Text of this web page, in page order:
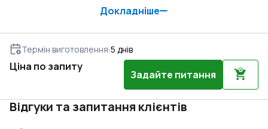
Докладніше
Термін виготовлення:5 днів
Ціна по запиту
Задайте питання
Відгуки та запитання клієнтів